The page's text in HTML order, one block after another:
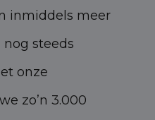
inmiddels meer
steeds
onze
zo’n 3.000